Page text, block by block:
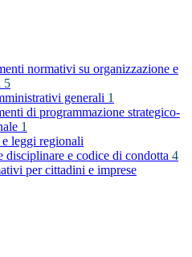
normativi su organizzazione e
5
generali 1
di programmazione strategico-
1
e leggi regionali
disciplinare e codice di condotta 4
per cittadini e imprese